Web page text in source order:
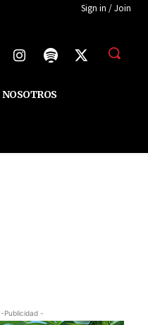
Sign in / Join
NOSOTROS
-Publicidad -